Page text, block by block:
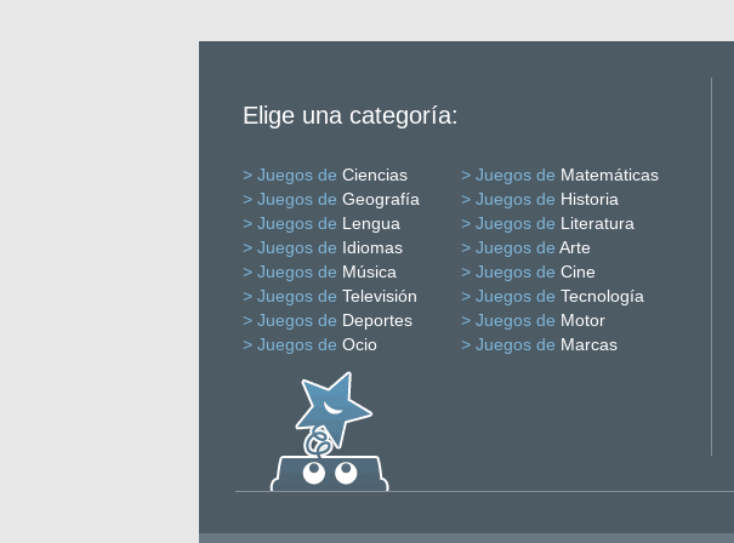
Elige una categoría:
> Juegos de Ciencias > Juegos de Matemáticas
> Juegos de Geografía > Juegos de Historia
> Juegos de Lengua > Juegos de Literatura
> Juegos de Idiomas > Juegos de Arte
> Juegos de Música > Juegos de Cine
> Juegos de Televisión > Juegos de Tecnología
> Juegos de Deportes > Juegos de Motor
> Juegos de Ocio > Juegos de Marcas